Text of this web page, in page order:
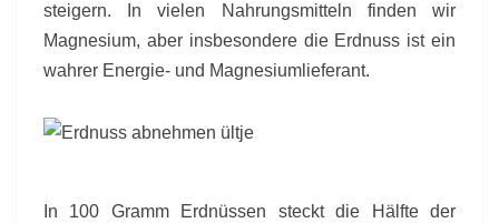
steigern. In vielen Nahrungsmitteln finden wir
Magnesium, aber insbesondere die Erdnuss ist ein
wahrer Energie- und Magnesiumlieferant.
In 100 Gramm Erdnüssen steckt die Hälfte der